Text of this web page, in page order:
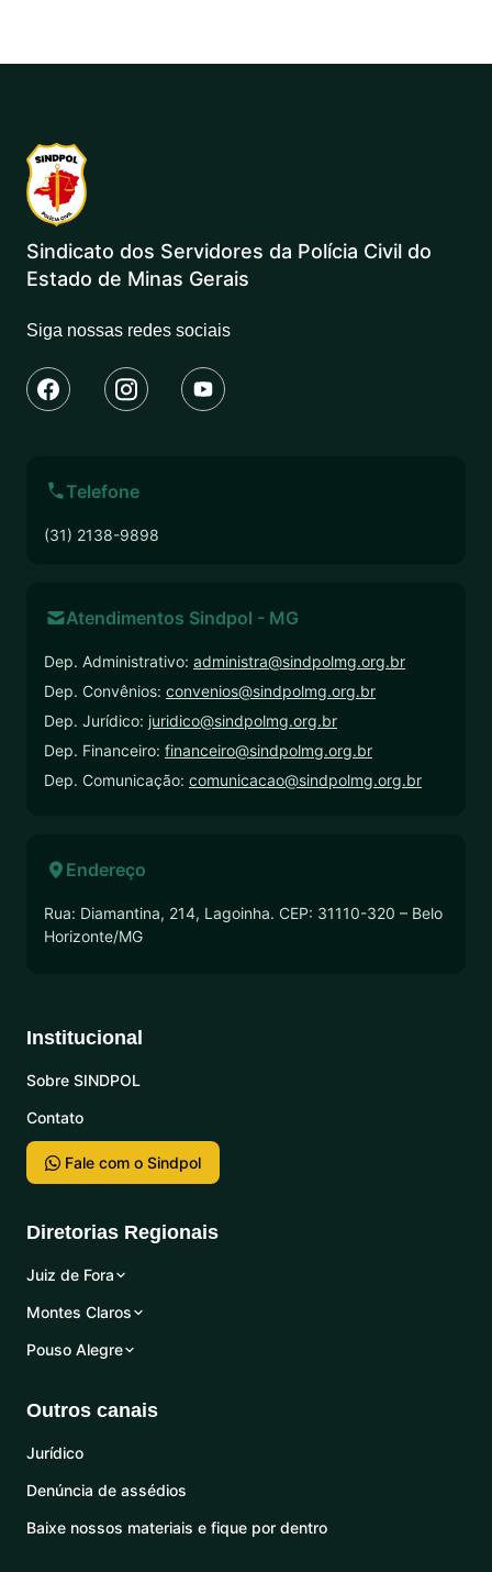
Sindicato dos Servidores da Polícia Civil do
Estado de Minas Gerais
Siga nossas redes sociais
Telefone
(31) 2138-9898
Atendimentos Sindpol - MG
Dep. Administrativo: administra@sindpolmg.org.br
Dep. Convênios: convenios@sindpolmg.org.br
Dep. Jurídico: juridico@sindpolmg.org.br
Dep. Financeiro: financeiro@sindpolmg.org.br
Dep. Comunicação: comunicacao@sindpolmg.org.br
Endereço
Rua: Diamantina, 214, Lagoinha. CEP: 31110-320 – Belo
Horizonte/MG
Institucional
Sobre SINDPOL
Contato
Fale com o Sindpol
Diretorias Regionais
Juiz de Fora
Montes Claros
Pouso Alegre
Outros canais
Jurídico
Denúncia de assédios
Baixe nossos materiais e fique por dentro